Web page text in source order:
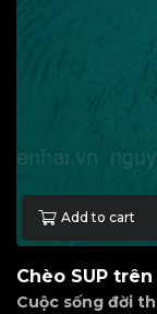
Add to cart
Chèo SUP
Cuộc sống đời